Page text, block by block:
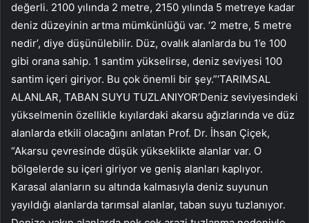
değerli. 2100 yılında 2 metre, 2150 yılında 5 metreye kadar
deniz düzeyinin artma mümkünlüğü var. ‘2 metre, 5 metre
nedir’, diye düşünülebilir. Düz, ovalık alanlarda bu 1’e 100
gibi orana sahip. 1 santim yükselirse, deniz seviyesi 100
santim içeri giriyor. Bu çok önemli bir şey.”‘TARIMSAL
ALANLAR, TABAN SUYU TUZLANIYOR’Deniz seviyesindeki
yükselmenin özellikle kıyılardaki akarsu ağızlarında ve düz
alanlarda etkili olacağını anlatan Prof. Dr. İhsan Çiçek,
“Akarsu çevresinde düşük yükseklikte alanlar var. O
bölgelerde su içeri giriyor ve geniş alanları kaplıyor.
Karasal alanların su altında kalmasıyla deniz suyunun
yayıldığı alanlarda tarımsal alanlar, taban suyu tuzlanıyor.